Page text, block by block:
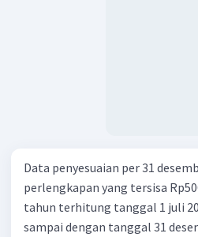
Data penyesuaian per 31
perlengkapan yang tersisa Rp500.000,00 2. pendapatan sewa
tahun terhitung tanggal 1 juli 2019. 3. iklan dibayar untuk 10 kali
sampai dengan tanggal 31